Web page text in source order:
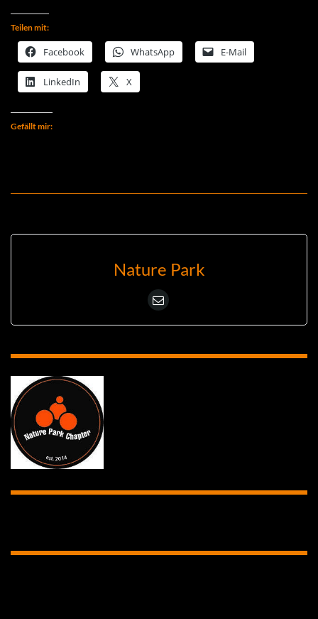
Teilen mit:
Facebook WhatsApp E-Mail
LinkedIn X
Gefällt mir:
Nature Park